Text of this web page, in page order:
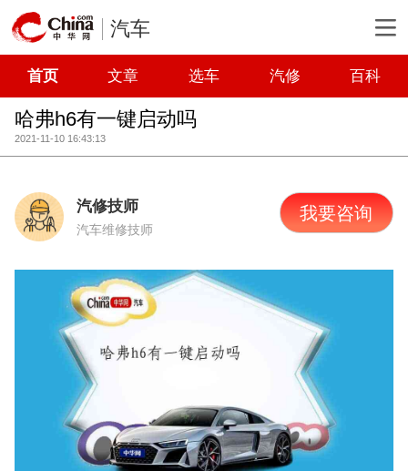
汽车
首页 文章 选车 汽修 百科
哈弗h6有一键启动吗
2021-11-10 16:43:13
汽修技师
汽车维修技师
我要咨询